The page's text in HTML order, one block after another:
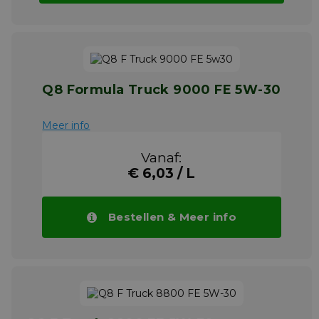
Q8 Formula Truck 9000 FE 5W-30
Meer info
Vanaf:
€ 6,03 / L
Bestellen & Meer info